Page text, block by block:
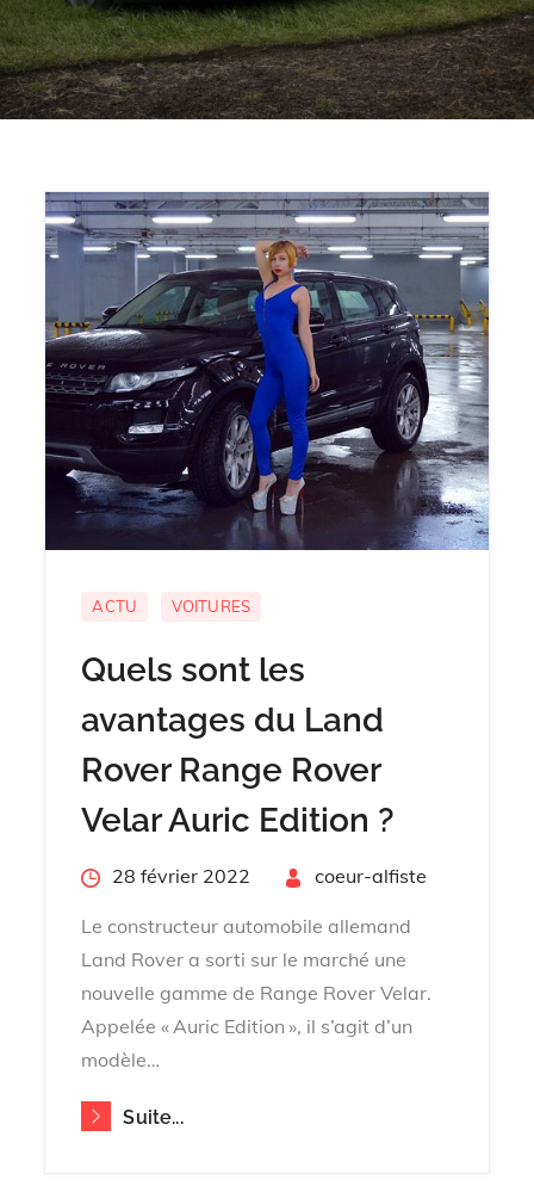
ACTU VOITURES
Quels sont les
avantages du Land
Rover Range Rover
Velar Auric Edition ?
Posted28 février 2022 coeur-alfiste
Le constructeur automobile allemand
Land Rover a sorti sur le marché une
nouvelle gamme de Range Rover Velar.
Appelée « Auric Edition », il s’agit d’un
modèle…
Suite...